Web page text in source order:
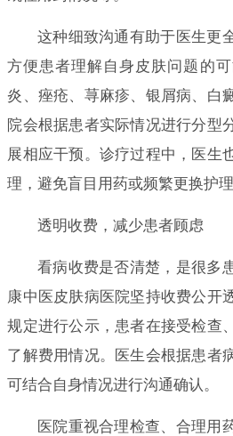
这种细致沟通有助于医生更
方便患者理解自身皮肤问题的
炎、痤疮、荨麻疹、银屑病、白
院会根据患者实际情况进行分型
展相应干预。诊疗过程中，医生
理，避免盲目用药或频繁更换护理
透明收费，减少患者顾虑
看病收费是否清楚，是很多
康中医皮肤病医院坚持收费公开
规定进行公示，患者在接受检查
了解费用情况。医生会根据患者
可结合自身情况进行沟通确认。
医院重视合理检查、合理用